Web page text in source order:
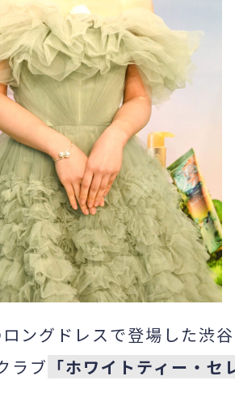
ングドレスで登場した渋谷
ラブ 「ホワイトティー・セ